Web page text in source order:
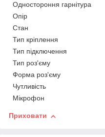
Одностороння гарнітура
Опір
Стан
Тип кріплення
Тип підключення
Тип роз'єму
Форма роз'єму
Чутливість
Мікрофон
Приховати